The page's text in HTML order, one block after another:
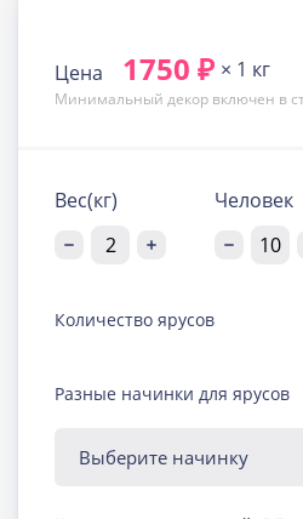
Цена 1750 ₽ × 1 кг
Минимальный декор включен в
Вес(кг) Человек
Количество ярусов
Разные начинки для ярусов